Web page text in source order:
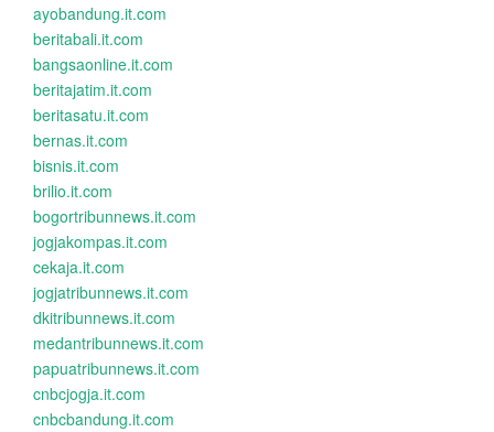
ayobandung.it.com
beritabali.it.com
bangsaonline.it.com
beritajatim.it.com
beritasatu.it.com
bernas.it.com
bisnis.it.com
brilio.it.com
bogortribunnews.it.com
jogjakompas.it.com
cekaja.it.com
jogjatribunnews.it.com
dkitribunnews.it.com
medantribunnews.it.com
papuatribunnews.it.com
cnbcjogja.it.com
cnbcbandung.it.com